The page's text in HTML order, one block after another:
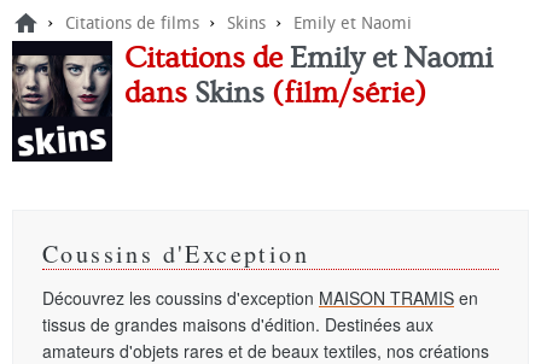
› Citations de films › Skins › Emily et Naomi
Citations de Emily et Naomi
dans Skins(film/série)
Coussins d'Exception
Découvrez les coussins d'exception MAISON TRAMIS en
tissus de grandes maisons d'édition. Destinées aux
amateurs d'objets rares et de beaux textiles, nos créations